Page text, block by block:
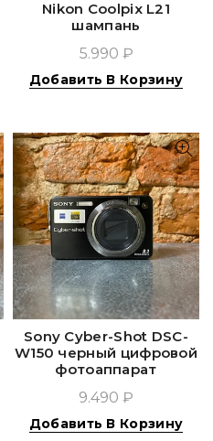
Nikon Coolpix L21
шампань
5.990 ₽
Добавить В Корзину
Sony Cyber-Shot DSC-
W150 черный цифровой
фотоаппарат
9.490 ₽
Добавить В Корзину